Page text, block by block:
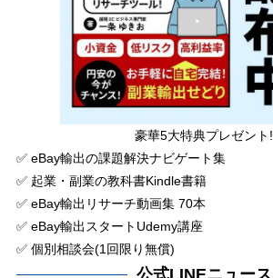
豪華5大特典プレゼント!
✅ eBay輸出の課題解決ナビゲート集
✅ 起業・副業の教科書Kindle書籍
✅ eBay輸出リサーチ動画集 70本
✅ eBay輸出スタートUdemy講座
✅ 個別相談会(1回限り無償)